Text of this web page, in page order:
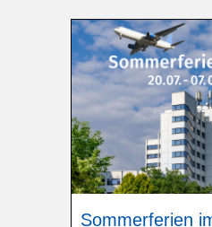
Sommerferien